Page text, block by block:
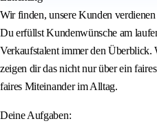
Wir finden, unsere Kunden
Du erfüllst Kundenwünsche am
Verkaufstalent immer den Überblick.
zeigen dir das nicht nur über ein
faires Miteinander im Alltag.
Deine Aufgaben: